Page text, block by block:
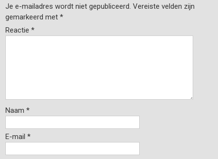
Je e-mailadres wordt niet gepubliceerd. Vereiste velden zijn
gemarkeerd met*
Reactie*
Naam*
E-mail*